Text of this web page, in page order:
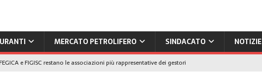
MERCATO PETROLIFERO SINDACATO NOTIZIE
e FIGISC restano le associazioni più rappresentative dei gestori